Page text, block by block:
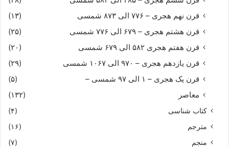
قرن نهم هجری – ۷۷۶ الی ۸۷۳ شمسی
(۱۳)
قرن هشتم هجری – ۶۷۹ الی ۷۷۶ شمسی
(۲۵)
قرن هفتم هجری ۵۸۲ الی ۶۷۹ شمسی
(۲۰)
قرن یازدهم هجری – ۹۷۰ الی ۱۰۶۷ شمسی
(۲۹)
قرن یک هجری – ۱ الی ۹۷ شمسی –
(۵)
معاصر
(۱۳۲)
کتاب شناسی
(۴)
مترجم
(۱۶)
منجم
(۷)